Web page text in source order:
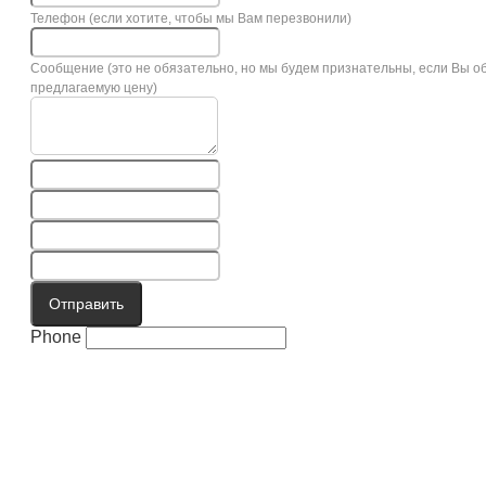
Телефон (если хотите, чтобы мы Вам перезвонили)
Сообщение (это не обязательно, но мы будем признательны, если Вы
предлагаемую цену)
Отправить
Phone